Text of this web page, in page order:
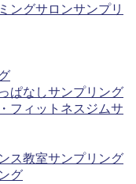
ングサロンサンプリ
ぱなしサンプリング
フィットネスジムサ
ス教室サンプリング
グ